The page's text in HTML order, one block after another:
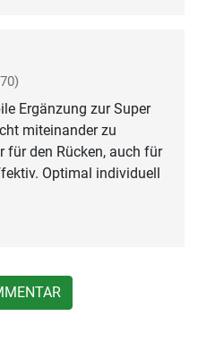
Ergänzung zur Super
miteinander zu
für den Rücken, auch für
Optimal individuell